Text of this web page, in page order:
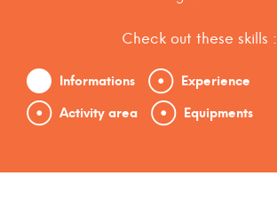
Check out these skills :
Informations
Experience
Activity area
Equipments